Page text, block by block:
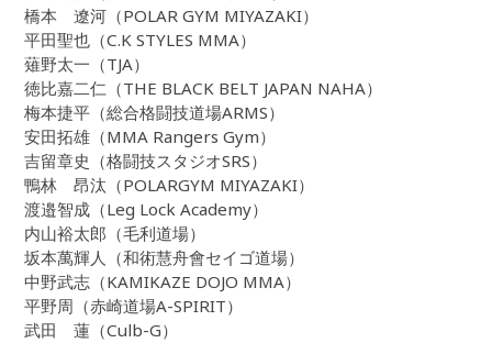
橋本 遼河（POLAR GYM MIYAZAKI）
平田聖也（C.K STYLES MMA）
薙野太一（TJA）
徳比嘉二仁（THE BLACK BELT JAPAN NAHA）
梅本捷平（総合格闘技道場ARMS）
安田拓雄（MMA Rangers Gym）
吉留章史（格闘技スタジオSRS）
鴨林 昂汰（POLARGYM MIYAZAKI）
渡邉智成（Leg Lock Academy）
内山裕太郎（毛利道場）
坂本萬輝人（和術慧舟會セイゴ道場）
中野武志（KAMIKAZE DOJO MMA）
平野周（赤崎道場A-SPIRIT）
武田 蓮（Culb-G）